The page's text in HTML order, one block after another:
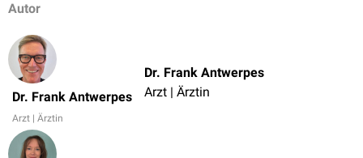
Autor
Dr. Frank Antwerpes
Arzt | Ärztin
Dr. Frank Antwerpes
Arzt | Ärztin